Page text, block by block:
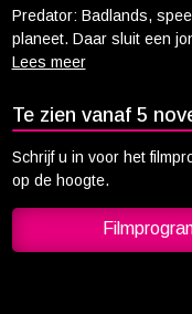
ABONNEMENT
Abonnement
Inlog voor
Cadeaukaart
Predator: Badlands,
planeet. Daar sluit een
Koloamatangi), verstoten
naar de ultieme
Te zien vanaf 5
Schrijf u in voor het
op de hoogte.